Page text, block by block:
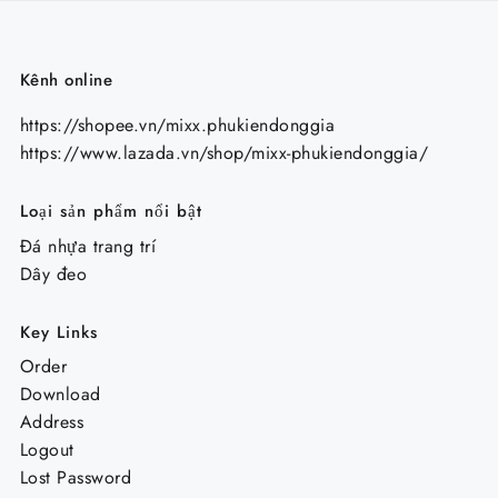
Kênh online
https://shopee.vn/mixx.phukiendonggia
https://www.lazada.vn/shop/mixx-phukiendonggia/
Loại sản phẩm nổi bật
Đá nhựa trang trí
Dây đeo
Key Links
Order
Download
Address
Logout
Lost Password